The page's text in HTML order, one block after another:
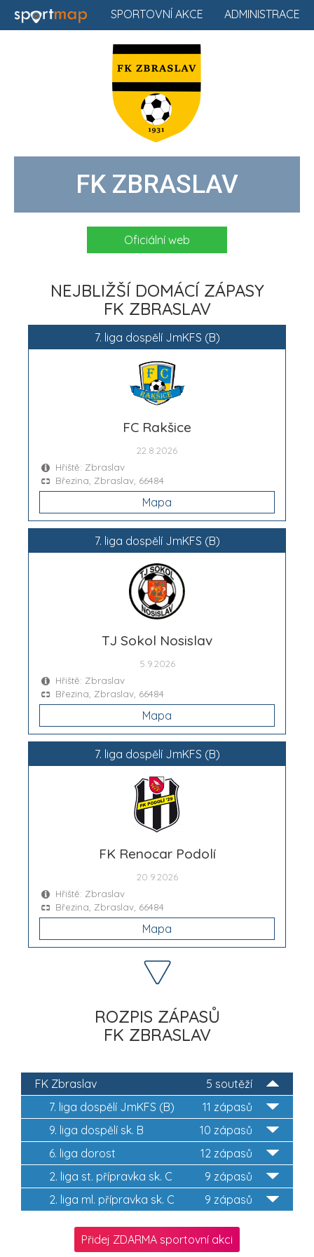
ADMINISTRACE
SPORTOVNÍ AKCE
FK ZBRASLAV
Oficiální web
NEJBLIŽŠÍ DOMÁCÍ ZÁPASY
FK ZBRASLAV
7. liga dospělí JmKFS (B)
FC Rakšice
22.8.2026
Hřiště: Zbraslav
Březina, Zbraslav, 66484
Mapa
7. liga dospělí JmKFS (B)
TJ Sokol Nosislav
5.9.2026
Hřiště: Zbraslav
Březina, Zbraslav, 66484
Mapa
7. liga dospělí JmKFS (B)
FK Renocar Podolí
20.9.2026
Hřiště: Zbraslav
Březina, Zbraslav, 66484
Mapa
ROZPIS ZÁPASŮ
FK ZBRASLAV
5 soutěží
FK Zbraslav
11 zápasů
7. liga dospělí JmKFS (B)
10 zápasů
9. liga dospělí sk. B
12 zápasů
6. liga dorost
9 zápasů
2. liga st. přípravka sk. C
9 zápasů
2. liga ml. přípravka sk. C
Přidej ZDARMA sportovní akci